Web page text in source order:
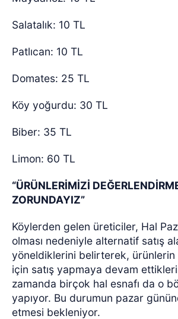
Salatalık: 10 TL
Patlıcan: 10 TL
Domates: 25 TL
Köy yoğurdu: 30 TL
Biber: 35 TL
Limon: 60 TL
“ÜRÜNLERİMİZİ
ZORUNDAYIZ”
Köylerden gelen üreticiler, Hal
olması nedeniyle alternatif satış
yöneldiklerini belirterek, ürünlerin
için satış yapmaya devam
zamanda birçok hal esnafı da o
yapıyor. Bu durumun pazar
etmesi bekleniyor.